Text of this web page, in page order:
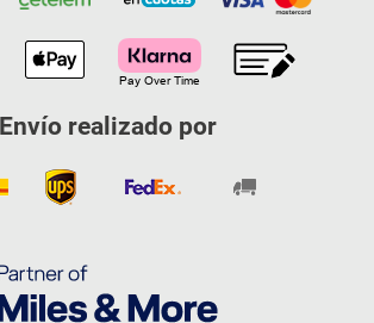
Envío realizado por